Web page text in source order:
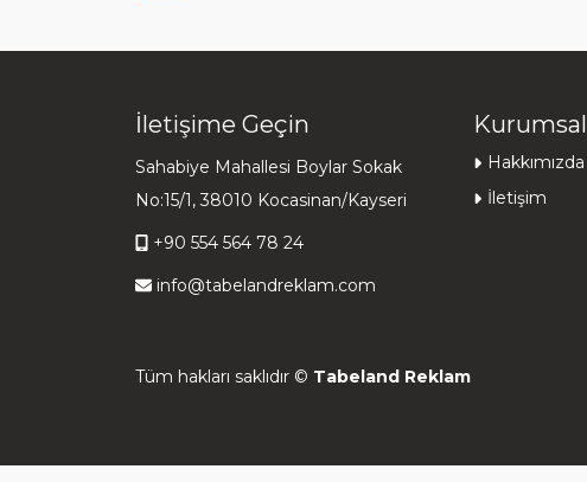
İletişime Geçin
Sahabiye Mahallesi Boylar Sokak
No:15/1, 38010 Kocasinan/Kayseri
+90 554 564 78 24
info@tabelandreklam.com
Kurumsal
Hakkımızda
İletişim
Tüm hakları saklıdır © Tabeland Reklam